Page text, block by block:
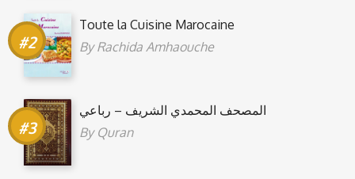
Toute la Cuisine Marocaine
ByRachida Amhaouche
المصحف المحمدي الشريف – رباعي
By Quran